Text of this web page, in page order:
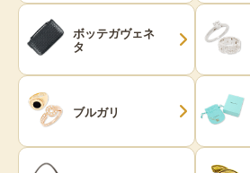
ボッテガヴェネ
タ
ブルガリ